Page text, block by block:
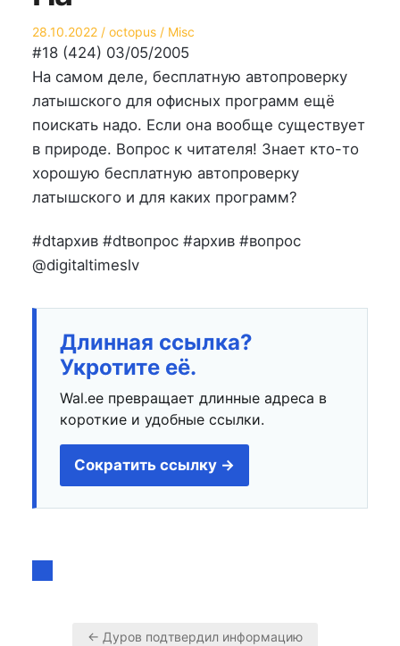
Опубликовано
на
28.10.2022 Автор
octopus
Опубликовано
в
Misc
#18 (424) 03/05/2005
На самом деле, бесплатную автопроверку
латышского для офисных программ ещё
поискать надо. Если она вообще существует
в природе. Вопрос к читателя! Знает кто-то
хорошую бесплатную автопроверку
латышского и для каких программ?
#dtархив #dtвопрос #архив #вопрос
@digitaltimeslv
Длинная ссылка?
Укротите её.
Wal.ee превращает длинные адреса в
короткие и удобные ссылки.
Сократить ссылку →
← Дуров подтвердил информацию